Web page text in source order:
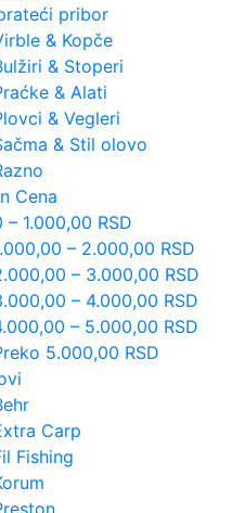
pribor
& Kopče
& Stoperi
& Alati
& Vegleri
& Stil olovo
Cena
– 1.000,00 RSD
– 2.000,00 RSD
– 3.000,00 RSD
– 4.000,00 RSD
– 5.000,00 RSD
5.000,00 RSD
Carp
Fishing